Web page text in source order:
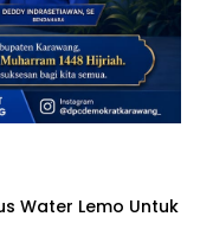
Water Lemo Untuk